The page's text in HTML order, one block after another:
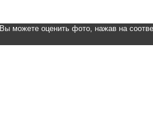
Вы можете оценить фото, нажав на